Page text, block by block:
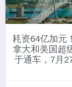
耗资64亿加元
拿大和美国超
于通车，7月